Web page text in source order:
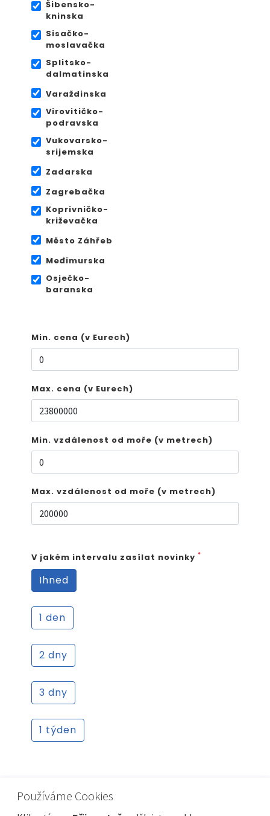
Šibensko-
kninska
Sisačko-
moslavačka
Splitsko-
dalmatinska
Varaždinska
Virovitičko-
podravska
Vukovarsko-
srijemska
Zadarska
Zagrebačka
Koprivničko-
križevačka
Město Záhřeb
Međimurska
Osječko-
baranska
Min. cena (v Eurech)
Max. cena (v Eurech)
Min. vzdálenost od moře (v metrech)
Max. vzdálenost od moře (v metrech)
V jakém intervalu zasílat novinky *
Ihned
1 den
2 dny
3 dny
1 týden
Používáme Cookies